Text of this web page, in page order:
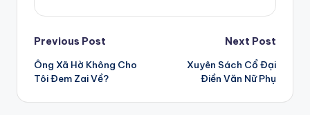
Post
navigation
Previous Post
Ông Xã Hờ Không Cho
Tôi Đem Zai Về?
Next Post
Xuyên Sách Cổ Đại
Điền Văn Nữ Phụ